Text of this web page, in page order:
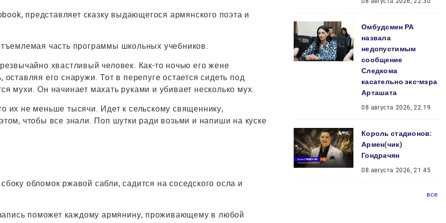
представляет сказку выдающегося армянского поэта и
часть программы школьных учебников.
хвастливый человек. Как-то ночью его жене
его снаружи. Тот в перепуге остается сидеть под
мухи. Он начинает махать руками и убивает несколько мух.
их не меньше тысячи. Идет к сельскому священнику,
чтобы все знали. Поп шутки ради возьми и напиши на куске
обломок ржавой сабли, садится на соседского осла и
поможет каждому армянину, проживающему в любой
Омбудсмен РА
назвала
недопустимым
сообщение
Следкома
касательно экс-мэра
Арташата
08 августа 2026, 22:19
Король стадионов:
Армен(чик)
Гондрачян
08 августа 2026, 21:45
все